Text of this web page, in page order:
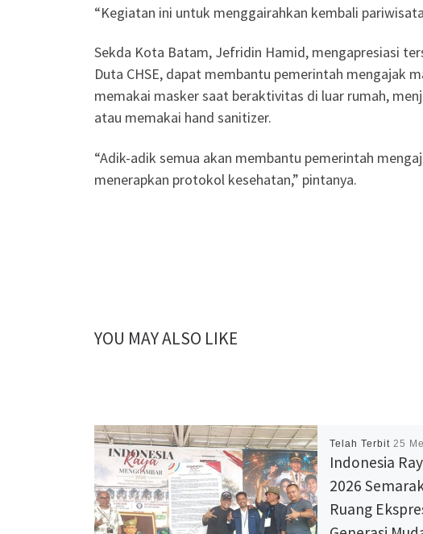
“Kegiatan ini untuk menggairahkan kembali
Sekda Kota Batam, Jefridin Hamid, mengapresiasi
Duta CHSE, dapat membantu pemerintah mengajak
memakai masker saat beraktivitas di luar rumah,
atau memakai hand sanitizer.
“Adik-adik semua akan membantu pemerintah
menerapkan protokol kesehatan,” pintanya.
YOU MAY ALSO LIKE
Telah Terbit 25
Indonesia
2026
Ruang